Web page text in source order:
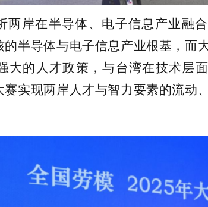
两岸在半导体、电子信息产业融
半导体与电子信息产业根基，而
大的人才政策，与台湾在技术层
实现两岸人才与智力要素的流动